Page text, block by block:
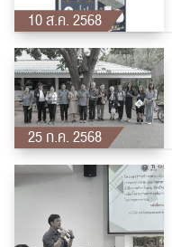
10 ส.ค. 2568
25 ก.ค. 2568